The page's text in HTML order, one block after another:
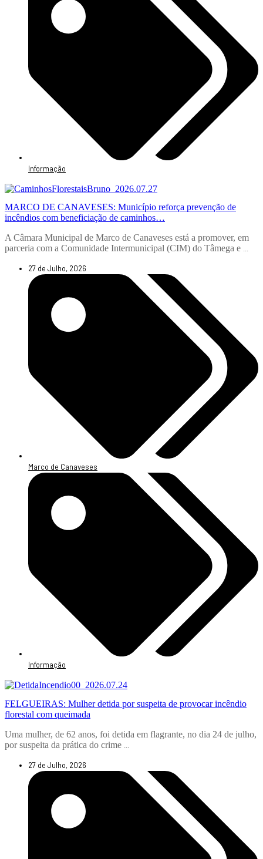
Informação
MARCO DE CANAVESES: Município reforça prevenção de
incêndios com beneficiação de caminhos…
A Câmara Municipal de Marco de Canaveses está a promover, em
parceria com a Comunidade Intermunicipal (CIM) do Tâmega e ...
27 de Julho, 2026
Marco de Canaveses
Informação
FELGUEIRAS: Mulher detida por suspeita de provocar incêndio
florestal com queimada
Uma mulher, de 62 anos, foi detida em flagrante, no dia 24 de julho,
por suspeita da prática do crime
27 de Julho, 2026